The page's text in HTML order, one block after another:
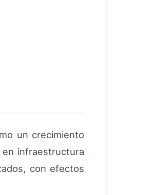
un crecimiento
infraestructura
con efectos